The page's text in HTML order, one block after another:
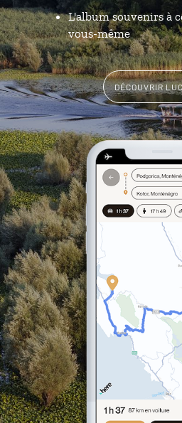
L'album souvenirs à
vous-même
DÉCOUVRIR